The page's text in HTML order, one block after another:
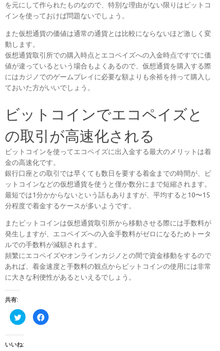
を元にして作られたものなので、特別な理由がない限りはビットコ
インを使っておけば問題ないでしょう。
また仮想通貨の価値は通常の通貨とは比較にならないほど激しく変
動します。
仮想通貨取引所での購入時点とエコペイズへの入金時点ですでに価
値が違っているという場合もよくあるので、仮想通貨を購入する際
にはカジノでのゲームプレイに必要な額よりも余裕を持って購入し
ておいた方がいいでしょう。
ビットコインでエコペイズと
の取引が高速化される
ビットコインを使ってエコペイズに出入金する最大のメリットは着
金の高速化です。
銀行口座との取引では早くても数日を要する着金までの時間が、ビ
ットコインなどの仮想通貨を使うと僅か数分にまで短縮されます。
最短では1分かからないという話もありますが、平均すると10〜15
分程度で着金するケースが多いようです。
またビットコインは仮想通貨取引所から移動させる際には手数料が
発生しますが、エコペイズへの入金手数料がゼロになるためトータ
ルでの手数料が減額されます。
頻繁にエコペイズやオンラインカジノとの間で資金移動をするので
あれば、着金速度と手数料の観点からビットコインの使用には非常
に大きな利便性があるといえるでしょう。
共有:
ク
リ
ク
て
F
a
いいね: